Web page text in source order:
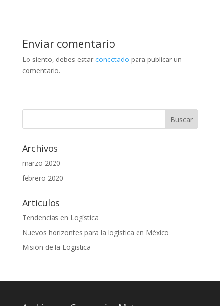
Enviar comentario
Lo siento, debes estar conectado para publicar un
comentario.
Archivos
marzo 2020
febrero 2020
Articulos
Tendencias en Logística
Nuevos horizontes para la logística en México
Misión de la Logística